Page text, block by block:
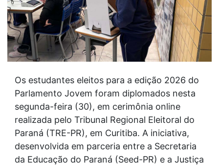
Os estudantes eleitos para a edição 2026 do
Parlamento Jovem foram diplomados nesta
segunda-feira (30), em cerimônia online
realizada pelo Tribunal Regional Eleitoral do
Paraná (TRE-PR), em Curitiba. A iniciativa,
desenvolvida em parceria entre a Secretaria
da Educação do Paraná (Seed-PR) e a Justiça